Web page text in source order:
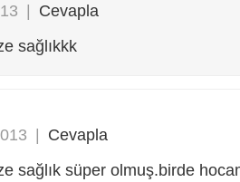
| Cevapla
sağlıkkk
| Cevapla
sağlık süper olmuş.birde